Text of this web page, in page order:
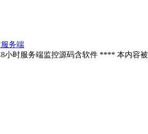
务端
小时服务端监控源码含软件 **** 本内容被